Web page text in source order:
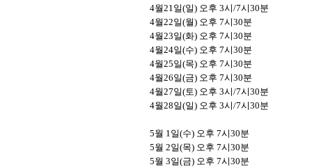
4월21일(일) 오후 3시/7시30분
4월22일(월) 오후 7시30분
4월23일(화) 오후 7시30분
4월24일(수) 오후 7시30분
4월25일(목) 오후 7시30분
4월26일(금) 오후 7시30분
4월27일(토) 오후 3시/7시30분
4월28일(일) 오후 3시/7시30분
5월 1일(수) 오후 7시30분
5월 2일(목) 오후 7시30분
5월 3일(금) 오후 7시30분